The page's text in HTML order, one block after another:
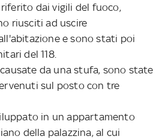
dai vigili del fuoco,
riusciti ad uscire
e sono stati poi
del 118.
da una stufa, sono state
sul posto con tre
in un appartamento
della palazzina, al cui